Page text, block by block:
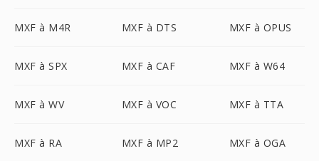
MXF à M4R MXF à DTS MXF à OPUS
MXF à SPX MXF à CAF MXF à W64
MXF à WV MXF à VOC MXF à TTA
MXF à RA MXF à MP2 MXF à OGA